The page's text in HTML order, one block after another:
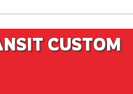
CUSTOM